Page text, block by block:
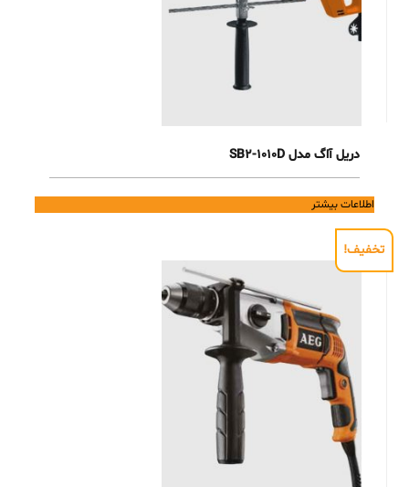
دریل آاگ مدل SB2-1010D
اطلاعات بیشتر
تخفیف!